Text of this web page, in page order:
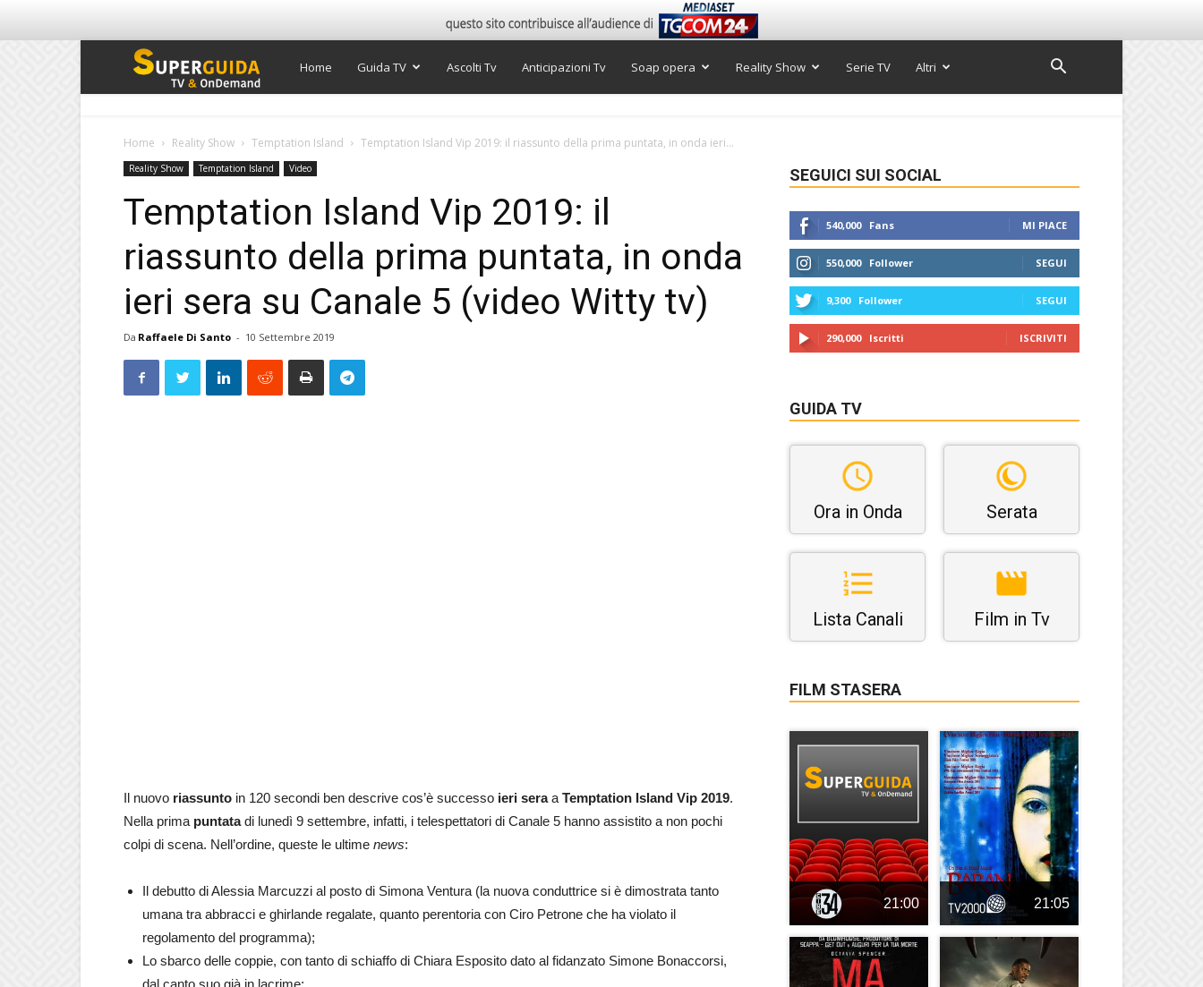
Super
TV
Home Guida TV Ascolti Tv Anticipazioni Tv Soap opera Reality Show Serie TV Altri
Home Reality Show Temptation Island Temptation Island Vip 2019: il riassunto della prima puntata, in onda ieri...
Reality Show Temptation Island Video
Temptation Island Vip 2019: il
riassunto della prima puntata, in onda
ieri sera su Canale 5 (video Witty tv)
Da Raffaele Di Santo - 10 Settembre 2019
Il nuovo riassunto in 120 secondi ben descrive cos’è successo ieri seraa Temptation Island Vip 2019.
Nella prima puntatadi lunedì 9 settembre, infatti, i telespettatori di Canale 5 hanno assistito a non pochi
colpi di scena. Nell’ordine, queste le ultime news:
Il debutto di Alessia Marcuzzi al posto di Simona Ventura (la nuova conduttrice si è dimostrata tanto
umana tra abbracci e ghirlande regalate, quanto perentoria con Ciro Petrone che ha violato il
regolamento del programma);
Lo sbarco delle coppie, con tanto di schiaffo di Chiara Esposito dato al fidanzato Simone Bonaccorsi,
dal canto suo già in lacrime;
SEGUICI SUI SOCIAL
540,000 Fans MI PIACE
550,000 Follower SEGUI
9,300 Follower SEGUI
290,000 Iscritti ISCRIVITI
GUIDA TV
Ora in Onda Serata
Lista Canali Film in Tv
FILM STASERA
21:00 21:05